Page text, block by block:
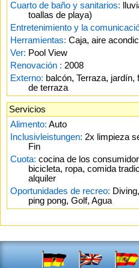
Cuarto de baño y sanitarios:
toallas de playa)
Entretenimiento y la
Herramientas: Caja, aire
Ver: Pool View
Renovación : 2008
Externo: balcón, Terraza,
de terraza
Servicios
Alimento: Auto
Inclusivleistungen: 2x limpieza
Fin
Cuota: cocina de los
bicicleta, ropa, comida
alquiler
Oportunidades de recreo:
ping pong, Golf, Agua